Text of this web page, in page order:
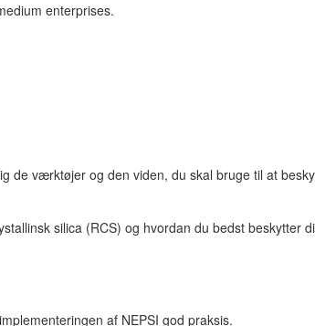
enterprises.
de værktøjer og den viden, du skal bruge til at
silica (RCS) og hvordan du bedst beskytter
af NEPSI god praksis.